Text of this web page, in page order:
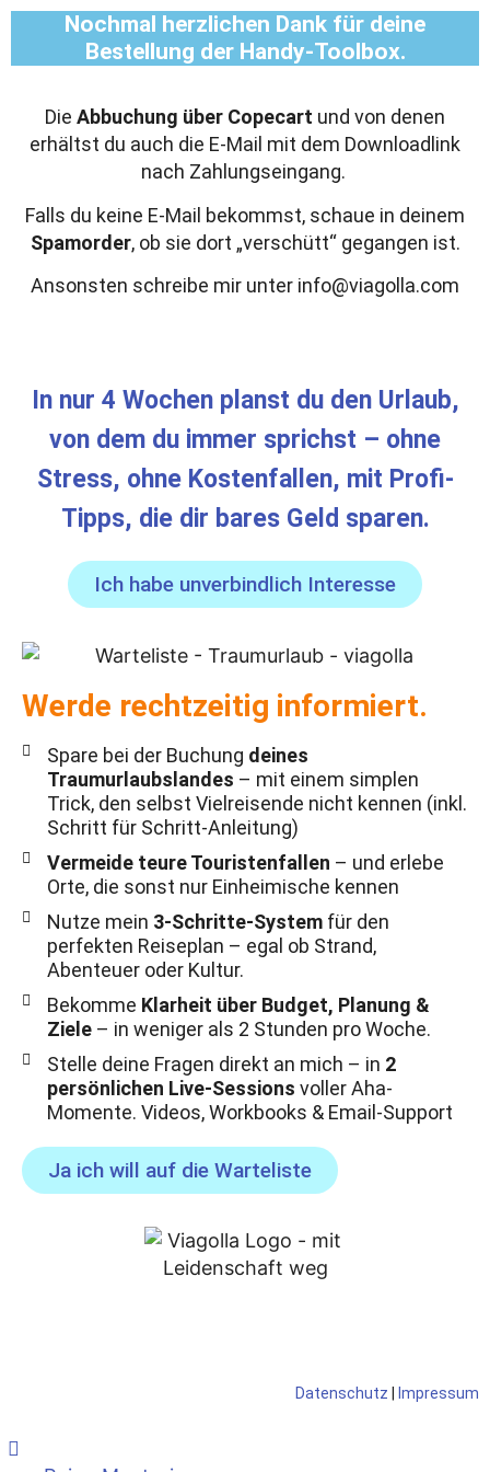
Nochmal herzlichen Dank für deine
Bestellung der Handy-Toolbox.
Die Abbuchung über Copecart und von denen
erhältst du auch die E-Mail mit dem Downloadlink
nach Zahlungseingang.
Falls du keine E-Mail bekommst, schaue in deinem
Spamorder, ob sie dort „verschütt“ gegangen ist.
Ansonsten schreibe mir unter info@viagolla.com
In nur 4 Wochen planst du den Urlaub,
von dem du immer sprichst – ohne
Stress, ohne Kostenfallen, mit Profi-
Tipps, die dir bares Geld sparen.
Ich habe unverbindlich Interesse
Werde rechtzeitig informiert.
Spare bei der Buchung deines
Traumurlaubslandes – mit einem simplen
Trick, den selbst Vielreisende nicht kennen (inkl.
Schritt für Schritt-Anleitung)
Vermeide teure Touristenfallen – und erlebe
Orte, die sonst nur Einheimische kennen
Nutze mein 3-Schritte-Systemfür den
perfekten Reiseplan – egal ob Strand,
Abenteuer oder Kultur.
Bekomme Klarheit über Budget, Planung &
Ziele– in weniger als 2 Stunden pro Woche.
Stelle deine Fragen direkt an mich – in 2
persönlichen Live-Sessions voller Aha-
Momente. Videos, Workbooks & Email-Support
Ja ich will auf die Warteliste
Datenschutz Impressum